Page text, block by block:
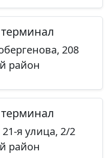
208
район
я улица, 2/2
район